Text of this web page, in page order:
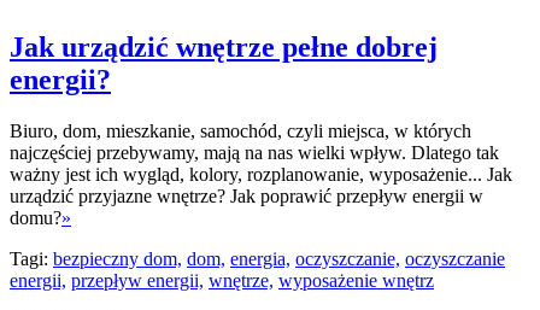
Jak urządzić wnętrze pełne dobrej
energii?
Biuro, dom, mieszkanie, samochód, czyli miejsca, w których
najczęściej przebywamy, mają na nas wielki wpływ. Dlatego tak
ważny jest ich wygląd, kolory, rozplanowanie, wyposażenie... Jak
urządzić przyjazne wnętrze? Jak poprawić przepływ energii w
domu?»
Tagi: bezpieczny dom, dom, energia, oczyszczanie, oczyszczanie
energii, przepływ energii, wnętrze, wyposażenie wnętrz